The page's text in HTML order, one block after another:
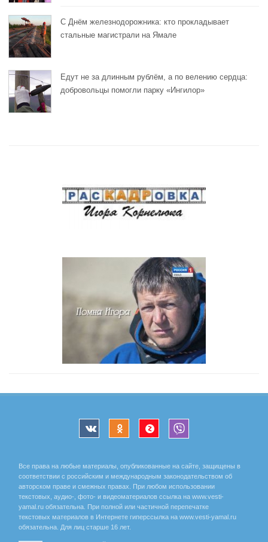
С Днём железнодорожника: кто прокладывает
стальные магистрали на Ямале
Едут не за длинным рублём, а по велению сердца:
добровольцы помогли парку «Ингилор»
Все права на любые материалы, опубликованные на сайте, защищены в
соответствии с российским и международным законодательством об
авторском праве и смежных правах. При любом использовании
текстовых, аудио-, фото- и видеоматериалов ссылка на www.vesti-
yamal.ru обязательна. При полной или частичной перепечатке
текстовых материалов в Интернете гиперссылка на www.vesti-yamal.ru
обязательна. Для лиц старше 16 лет.